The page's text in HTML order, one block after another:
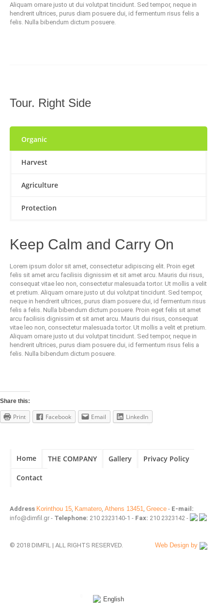
Aliquam ornare justo ut dui volutpat tincidunt. Sed tempor, neque in
hendrerit ultrices, purus diam posuere dui, id fermentum risus felis a
felis. Nulla bibendum dictum posuere.
Tour. Right Side
Organic
Harvest
Agriculture
Protection
Keep Calm and Carry On
Lorem ipsum dolor sit amet, consectetur adipiscing elit. Proin eget
felis sit amet arcu facilisis dignissim et sit amet arcu. Mauris dui risus,
consequat vitae leo non, consectetur malesuada tortor. Ut mollis a velit
et pretium. Aliquam ornare justo ut dui volutpat tincidunt. Sed tempor,
neque in hendrerit ultrices, purus diam posuere dui, id fermentum risus
felis a felis. Nulla bibendum dictum posuere. Proin eget felis sit amet
arcu facilisis dignissim et sit amet arcu. Mauris dui risus, consequat
vitae leo non, consectetur malesuada tortor. Ut mollis a velit et pretium.
Aliquam ornare justo ut dui volutpat tincidunt. Sed tempor, neque in
hendrerit ultrices, purus diam posuere dui, id fermentum risus felis a
felis. Nulla bibendum dictum posuere.
Share this:
Print Facebook Email LinkedIn
Home THE COMPANY Gallery Privacy Policy
Contact
Address Korinthou 15, Kamatero,Athens 13451,Greece - E-mail:
info@dimfil.gr - Telephone: 210 2323140-1 - Fax: 210 2323142 -
© 2018 DIMFIL | ALL RIGHTS RESERVED. Web Design by
English